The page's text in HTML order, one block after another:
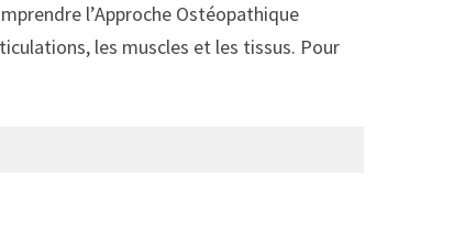
l’Approche Ostéopathique
les muscles et les tissus. Pour